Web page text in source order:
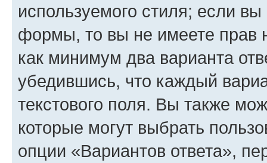
используемого стиля; если
формы, то вы не имеете прав
как минимум два варианта
убедившись, что каждый
текстового поля. Вы также
которые могут выбрать
опции «Вариантов ответа»,